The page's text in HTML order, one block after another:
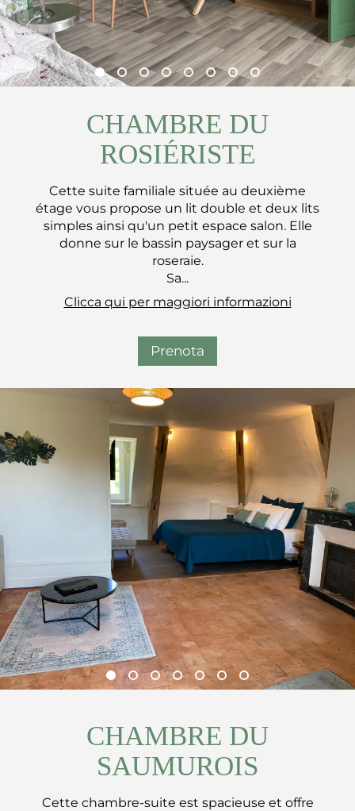
CHAMBRE DU
ROSIÉRISTE
Cette suite familiale située au deuxième
étage vous propose un lit double et deux lits
simples ainsi qu'un petit espace salon. Elle
donne sur le bassin paysager et sur la
roseraie.
Sa...
Clicca qui per maggiori informazioni
Prenota
CHAMBRE DU
SAUMUROIS
Cette chambre-suite est spacieuse et offre